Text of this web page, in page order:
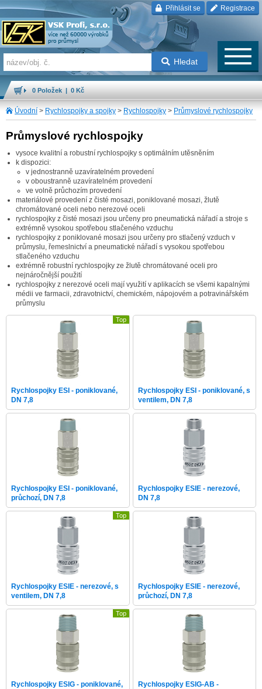
Přihlásit se Registrace
Hledat
0 Položek | 0 Kč
Úvodní > Rychlospojky a spojky > Rychlospojky > Průmyslové rychlospojky
Průmyslové rychlospojky
vysoce kvalitní a robustní rychlospojky s optimálním utěsněním
k dispozici:
v jednostranně uzavíratelném provedení
v oboustranně uzavíratelném provedení
ve volně průchozím provedení
materiálové provedení z čisté mosazi, poniklované mosazi, žlutě
chromátované oceli nebo nerezové oceli
rychlospojky z čisté mosazi jsou určeny pro pneumatická nářadí a stroje s
extrémně vysokou spotřebou stlačeného vzduchu
rychlospojky z poniklované mosazi jsou určeny pro stlačený vzduch v
průmyslu, řemeslnictví a pneumatické nářadí s vysokou spotřebou
stlačeného vzduchu
extrémně robustní rychlospojky ze žlutě chromátované oceli pro
nejnáročnější použití
rychlospojky z nerezové oceli mají využití v aplikacích se všemi kapalnými
médii ve farmacii, zdravotnictví, chemickém, nápojovém a potravinářském
průmyslu
Top
Rychlospojky ESI - poniklované,
DN 7,8
Rychlospojky ESI - poniklované, s
ventilem, DN 7,8
Rychlospojky ESI - poniklované,
průchozí, DN 7,8
Rychlospojky ESIE - nerezové,
DN 7,8
Top
Rychlospojky ESIE - nerezové, s
ventilem, DN 7,8
Rychlospojky ESIE - nerezové,
průchozí, DN 7,8
Top
Rychlospojky ESIG - poniklované,
Rychlospojky ESIG-AB -